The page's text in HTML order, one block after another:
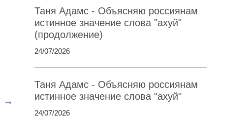
Таня Адамс - Объясняю россиянам
истинное значение слова "ахуй"
(продолжение)
24/07/2026
Таня Адамс - Объясняю россиянам
истинное значение слова "ахуй"
24/07/2026